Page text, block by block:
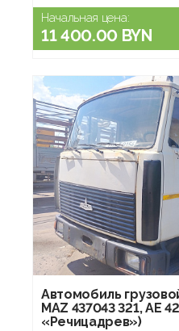
Начальная цена:
11 400.00 BYN
Автомобиль
МАZ 437043 321, АЕ
«Речицадрев»)